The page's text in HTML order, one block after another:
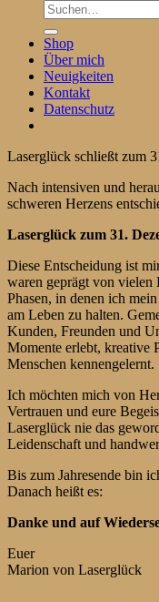
Shop
Über mich
Neuigkeiten
Kontakt
Datenschutz
Laserglück schließt zum
Nach intensiven und
schweren Herzens
Laserglück zum 31.
Diese Entscheidung ist
waren geprägt von vielen
Phasen, in denen ich
am Leben zu halten.
Kunden, Freunden und
Momente erlebt, kreative
Menschen kennengelernt.
Ich möchten mich von
Vertrauen und eure
Laserglück nie das
Leidenschaft und
Bis zum Jahresende bin
Danach heißt es:
Danke und auf
Euer
Marion von Laserglück